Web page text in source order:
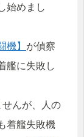
始めまし
機】 が偵察
艦に失敗し
んが、人の
着艦失敗機